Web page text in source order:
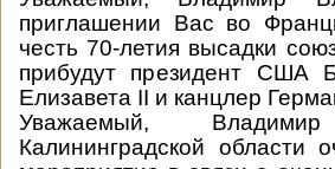
приглашении Вас во
честь 70-летия высадки
прибудут президент США
Елизавета II и канцлер
Уважаемый,
Калининградской